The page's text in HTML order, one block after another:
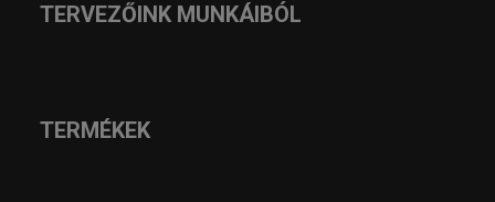
TERVEZŐINK MUNKÁIBÓL
TERMÉKEK